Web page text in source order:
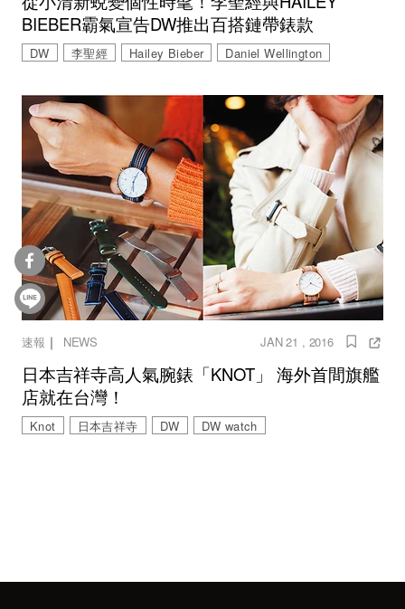
BIEBER霸氣宣告DW推出百搭鏈帶錶款
DW 李聖經 Hailey Bieber Daniel Wellington
速報 ｜ NEWS JAN 21 , 2016
日本吉祥寺高人氣腕錶「KNOT」 海外首間旗艦
店就在台灣！
Knot 日本吉祥寺 DW DW watch